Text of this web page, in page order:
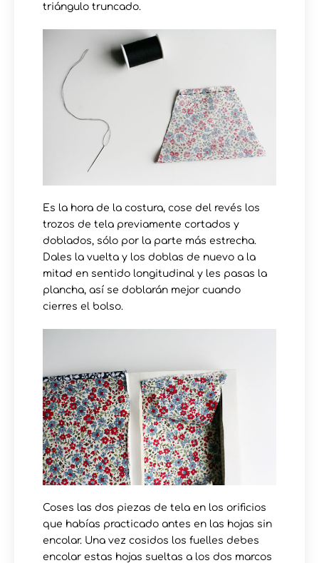
triángulo truncado.
Es la hora de la costura, cose del revés los
trozos de tela previamente cortados y
doblados, sólo por la parte más estrecha.
Dales la vuelta y los doblas de nuevo a la
mitad en sentido longitudinal y les pasas la
plancha, así se doblarán mejor cuando
cierres el bolso.
Coses las dos piezas de tela en los orificios
que habías practicado antes en las hojas sin
encolar. Una vez cosidos los fuelles debes
encolar estas hojas sueltas a los dos marcos